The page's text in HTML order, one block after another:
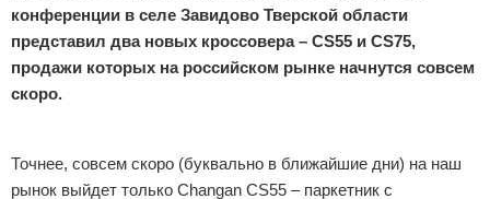
конференции в селе Завидово Тверской области
представил два новых кроссовера – CS55 и CS75,
продажи которых на российском рынке начнутся совсем
скоро.
Точнее, совсем скоро (буквально в ближайшие дни) на наш
рынок выйдет только Changan CS55 – паркетник с